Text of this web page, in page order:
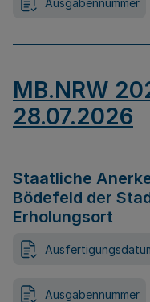
MB.NRW
28.07.2026
Staatliche
Bödefeld der
Erholungsort
Ausgabennummer